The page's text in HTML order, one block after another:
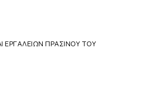
ΕΡΓΑΛΕΙΩΝ ΠΡΑΣΙΝΟΥ ΤΟΥ